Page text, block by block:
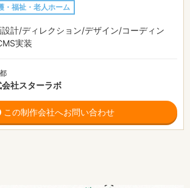
・福祉・老人ホーム
設計/ディレクション/デザイン/コーディン
実装
社スターラボ
この制作会社へお問い合わせ